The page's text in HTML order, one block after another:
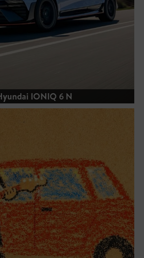
IONIQ 6 N